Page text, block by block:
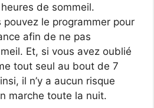
de sommeil.
le programmer pour
afin de ne pas
Et, si vous avez oublié
tout seul au bout de 7
il n’y a aucun risque
marche toute la nuit.